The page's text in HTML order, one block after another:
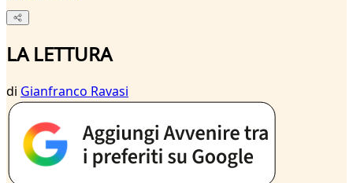
LA LETTURA
di Gianfranco Ravasi